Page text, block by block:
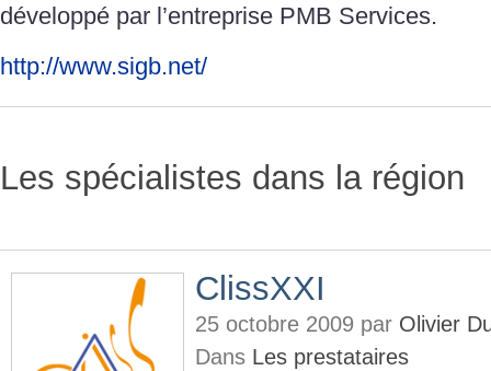
développé par l’entreprise PMB Services.
http://www.sigb.net/
Les spécialistes dans la région
ClissXXI
25 octobre 2009 par Olivier
Dans Les prestataires